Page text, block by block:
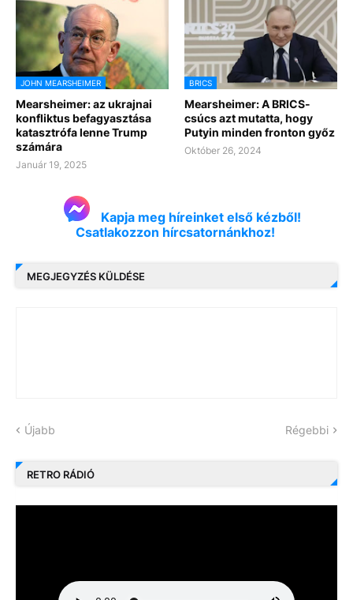
JOHN MEARSHEIMER
Mearsheimer: az ukrajnai
konfliktus befagyasztása
katasztrófa lenne Trump
számára
Január 19, 2025
BRICS
Mearsheimer: A BRICS-
csúcs azt mutatta, hogy
Putyin minden fronton győz
Október 26, 2024
Kapja meg híreinket első kézből!
Csatlakozzon hírcsatornánkhoz!
MEGJEGYZÉS KÜLDÉSE
Újabb Régebbi
RETRO RÁDIÓ